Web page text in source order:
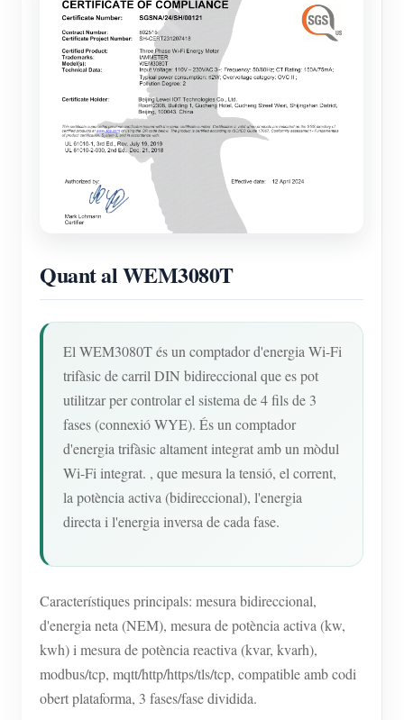
Blocs
Quant al WEM3080T
El WEM3080T és un comptador d'energia Wi-Fi
trifàsic de carril DIN bidireccional que es pot
utilitzar per controlar el sistema de 4 fils de 3
fases (connexió WYE). És un comptador
d'energia trifàsic altament integrat amb un mòdul
Wi-Fi integrat. , que mesura la tensió, el corrent,
la potència activa (bidireccional), l'energia
directa i l'energia inversa de cada fase.
Característiques principals: mesura bidireccional,
d'energia neta (NEM), mesura de potència activa (kw,
kwh) i mesura de potència reactiva (kvar, kvarh),
modbus/tcp, mqtt/http/https/tls/tcp, compatible amb codi
obert plataforma, 3 fases/fase dividida.